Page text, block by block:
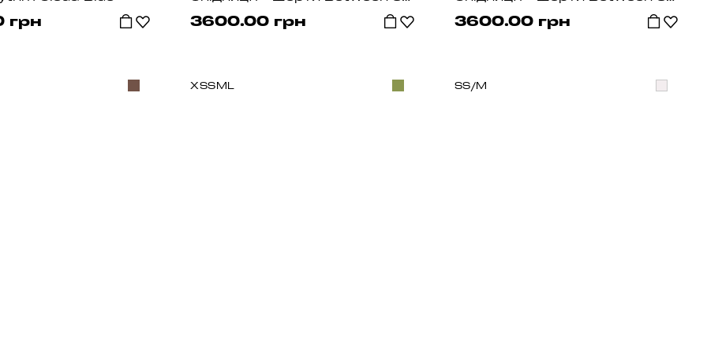
грн 3600.00 грн 3600.00 грн
XSS M L SS/M